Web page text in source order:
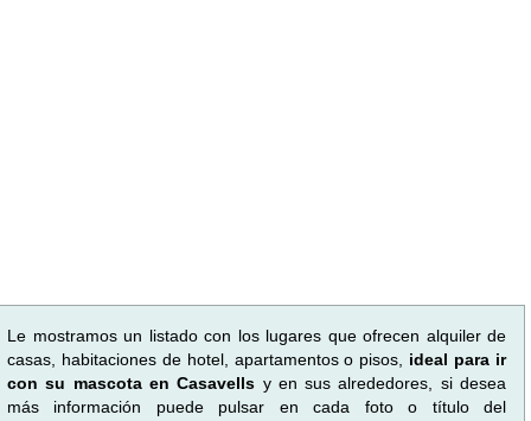
Le mostramos un listado con los lugares que ofrecen alquiler de
casas, habitaciones de hotel, apartamentos o pisos, ideal para ir
con su mascota en Casavells y en sus alrededores, si desea
más información puede pulsar en cada foto o título del